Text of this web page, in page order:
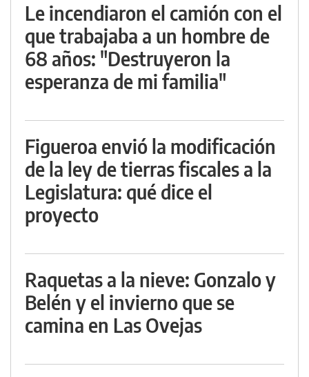
Le incendiaron el camión con el
que trabajaba a un hombre de
68 años: "Destruyeron la
esperanza de mi familia"
Figueroa envió la modificación
de la ley de tierras fiscales a la
Legislatura: qué dice el
proyecto
Raquetas a la nieve: Gonzalo y
Belén y el invierno que se
camina en Las Ovejas